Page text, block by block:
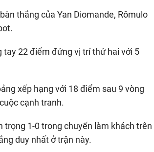
thắng của Yan Diomande, Rômulo
tay 22 điểm đứng vị trí thứ hai với 5
xếp hạng với 18 điểm sau 9 vòng
cạnh tranh.
trọng 1-0 trong chuyến làm khách trên
duy nhất ở trận này.